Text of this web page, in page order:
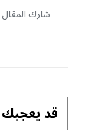
شارك المقال
قد